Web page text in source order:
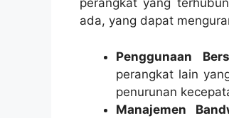
perangkat yang
ada, yang dapat
Penggunaan
perangkat lain
penurunan
Manajemen